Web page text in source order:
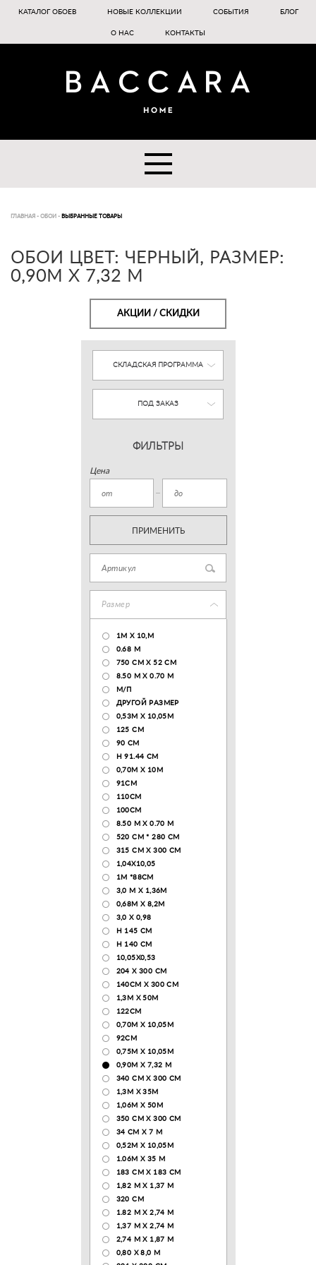
КАТАЛОГ ОБОЕВ НОВЫЕ КОЛЛЕКЦИИ СОБЫТИЯ БЛОГ
О НАС КОНТАКТЫ
ГЛАВНАЯ - ОБОИ - ВЫБРАННЫЕ ТОВАРЫ
ОБОИ ЦВЕТ: ЧЕРНЫЙ, РАЗМЕР:
0,90М Х 7,32 М
АКЦИИ / СКИДКИ
СКЛАДСКАЯ ПРОГРАММА
ПОД ЗАКАЗ
ФИЛЬТРЫ
Цена
ПРИМЕНИТЬ
Размер
1М Х 10,М
0.68 M
750 CM X 52 CM
8.50 М X 0.70 М
М/П
ДРУГОЙ РАЗМЕР
0,53М Х 10,05М
125 CM
90 СМ
H 91.44 CM
0,70М Х 10М
91СМ
110CM
100CM
8.50 M X 0.70 M
520 СМ * 280 СМ
315 CM X 300 CM
1,04X10,05
1М *88СМ
3,0 М Х 1,36М
0,68М Х 8,2М
3,0 Х 0,98
H 145 CM
H 140 CM
10,05Х0,53
204 Х 300 СМ
140CM X 300 CM
1,3М Х 50М
122СМ
0,70М Х 10,05М
92CM
0,75М Х 10,05М
0,90М Х 7,32 М
340 CM X 300 CM
1,3M X 35M
1,06M X 50M
350 CM X 300 CM
34 CM X 7 M
0,52М Х 10,05М
1.06M X 35 M
183 СМ Х 183 СМ
1,82 М Х 1,37 М
320 CM
1.82 М Х 2,74 М
1,37 М Х 2,74 М
2,74 М Х 1,87 М
0,80 Х 8,0 М